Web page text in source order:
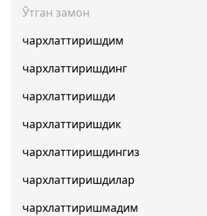
Ўтган замон
чархлаттиришдим
чархлаттиришдинг
чархлаттиришди
чархлаттиришдик
чархлаттиришдингиз
чархлаттиришдилар
чархлаттиришмадим